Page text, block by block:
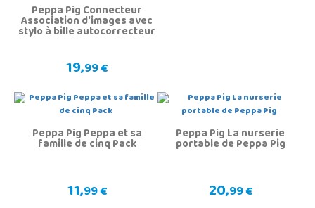
Peppa Pig Connecteur
Association d'images avec
stylo à bille autocorrecteur
19,99 €
Peppa Pig Peppa et sa
famille de cinq Pack
11,99 €
Peppa Pig La nurserie
portable de Peppa Pig
20,99 €